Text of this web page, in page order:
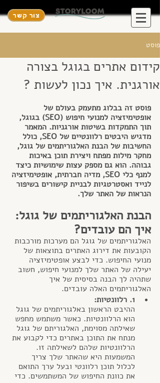
צור קשר
פוסט
קידום אתרים בגוגל בצורה
אורגנית. איך נכון לעשות ?
פוסט זה בבלוג מתעמק בעולם של
אופטימיזציה למנועי חיפוש (SEO) בגוגל,
תוך התמקדות בשיטות אורגניות. המאמר
מדגיש היבטים רלוונטיים של SEO, כולל
החשיבות של הבנת האלגוריתמים של גוגל,
מחקר מילות מפתח ויצירת תוכן באיכות
גבוהה. הוא גם מספק עצות שימושיות כיצד
למנף כלי SEO, מדיה חברתית, אופטימיזציה
לנייד ואסטרטגיות לבניית קישורים בשיפור
הנראות של האתר שלך.
הבנת האלגוריתמים של גוגל:
איך הם עובדים?
האלגוריתמים של גוגל הם מערכות מורכבות
הקובעות את דירוג האתרים בתוצאות של
מנועי החיפוש. כדי לבצע אופטימיזציה
יעילה של האתר שלך למנועי חיפוש, חשוב
שתהיה לך הבנה בסיסית של איך
האלגוריתמים האלה עובדים.
1. רלוונטיות:
ההיבט הראשון באלגוריתמים של גוגל
הוא הרלוונטיות. כאשר משתמש מחפש
שאילתה מסוימת, האלגוריתם של גוגל
מנתח את התוכן באתרים כדי לקבוע את
הרלוונטיות שלהם לשאילתה זו.
המשמעות היא שהאתר שלך צריך
לכלול תוכן רלוונטי ובעל ערך התואם
את כוונת החיפוש של המשתמשים. כדי